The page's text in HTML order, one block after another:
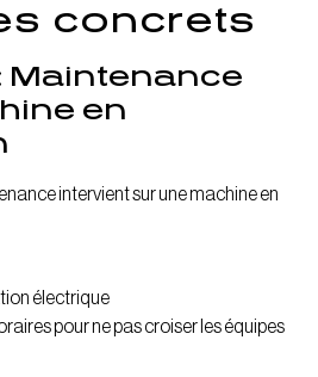
concrets
Maintenance
en
intervient sur une machine en
électrique
pour ne pas croiser les équipes